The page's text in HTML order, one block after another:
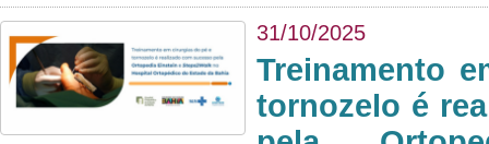
31/10/2025
Treinamento
tornozelo é